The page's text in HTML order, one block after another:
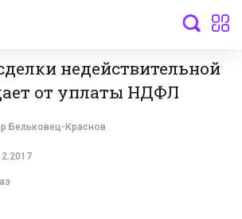
недействительной
от уплаты НДФЛ
Бельковец-Краснов